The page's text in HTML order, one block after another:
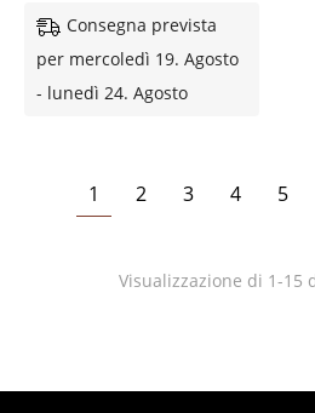
Consegna prevista
per mercoledì 19. Agosto
- lunedì 24. Agosto
1 2 3 4 5
Visualizzazione di 1-15